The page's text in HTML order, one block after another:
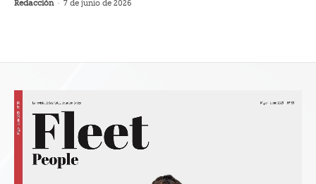
Redacción - 7 de junio de 2026